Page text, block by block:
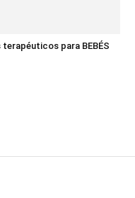
terapéuticos para BEBÉS